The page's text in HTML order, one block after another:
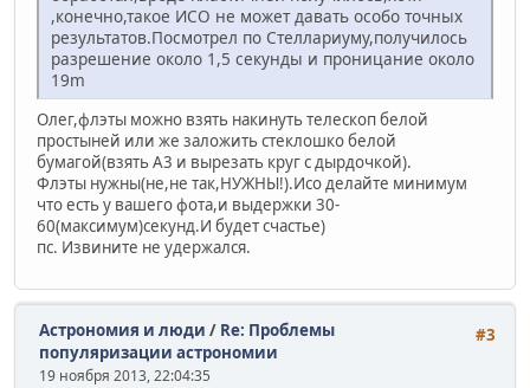
,конечно,такое ИСО не может давать особо точных
результатов.Посмотрел по Стеллариуму,получилось
разрешение около 1,5 секунды и проницание около
19m
Олег,флэты можно взять накинуть телескоп белой
простыней или же заложить стеклошко белой
бумагой(взять А3 и вырезать круг с дырдочкой).
Флэты нужны(не,не так,НУЖНЫ!).Исо делайте минимум
что есть у вашего фота,и выдержки 30-
60(максимум)секунд.И будет счастье)
пс. Извините не удержался.
#3
Астрономия и люди / Re: Проблемы
популяризации астрономии
19 ноября 2013, 22:04:35